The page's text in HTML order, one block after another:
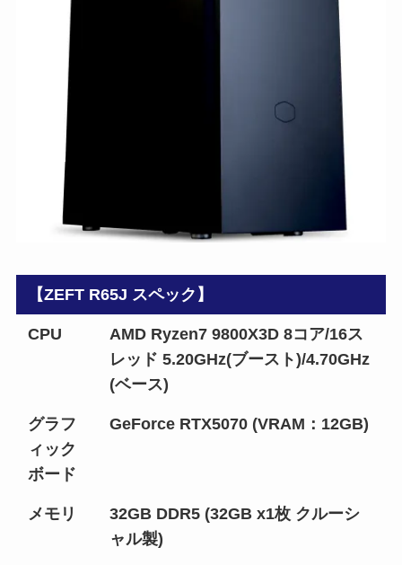
【ZEFT R65J スペック】
CPU
AMD Ryzen7 9800X3D 8コア/16ス
レッド 5.20GHz(ブースト)/4.70GHz
(ベース)
グラフ
ィック
ボード
GeForce RTX5070 (VRAM：12GB)
メモリ
32GB DDR5 (32GB x1枚 クルーシ
ャル製)